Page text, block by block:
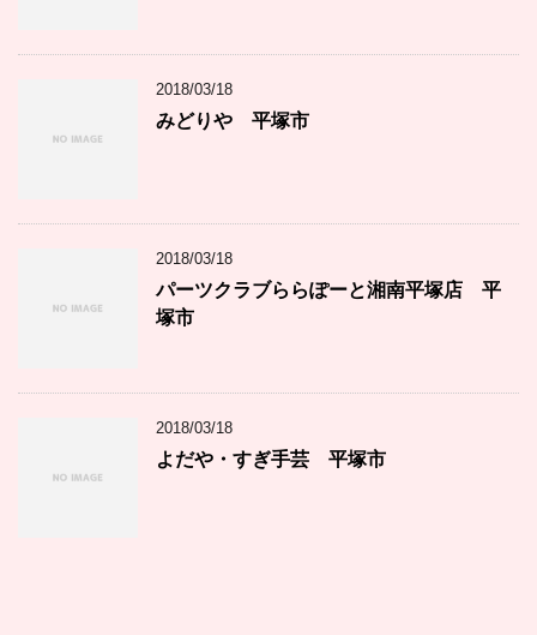
2018/03/18
みどりや 平塚市
2018/03/18
パーツクラブららぽーと湘南平塚店 平
塚市
2018/03/18
よだや・すぎ手芸 平塚市